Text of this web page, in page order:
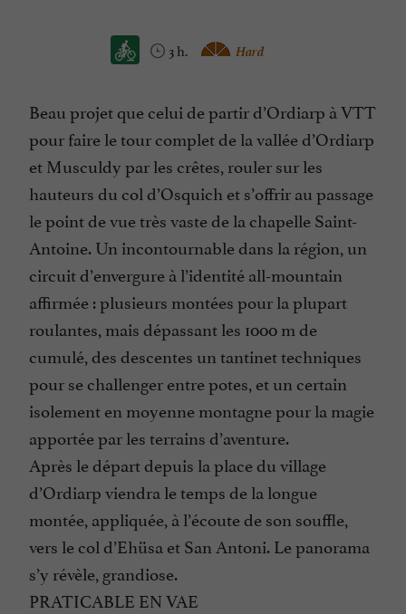
3 h. Hard
Beau projet que celui de partir d’Ordiarp à VTT
pour faire le tour complet de la vallée d’Ordiarp
et Musculdy par les crêtes, rouler sur les
hauteurs du col d’Osquich et s’offrir au passage
le point de vue très vaste de la chapelle Saint-
Antoine. Un incontournable dans la région, un
circuit d’envergure à l’identité all-mountain
affirmée : plusieurs montées pour la plupart
roulantes, mais dépassant les 1000 m de
cumulé, des descentes un tantinet techniques
pour se challenger entre potes, et un certain
isolement en moyenne montagne pour la magie
apportée par les terrains d’aventure.
Après le départ depuis la place du village
d’Ordiarp viendra le temps de la longue
montée, appliquée, à l’écoute de son souffle,
vers le col d’Ehüsa et San Antoni. Le panorama
s’y révèle, grandiose.
PRATICABLE EN VAE